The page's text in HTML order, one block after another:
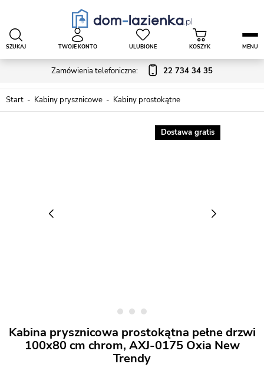
Zamówienia telefoniczne: 22 734 34 35
SZUKAJ TWOJE KONTO ULUBIONE KOSZYK MENU
Start Kabiny prysznicowe Kabiny prostokątne
Dostawa gratis
Kabina prysznicowa prostokątna pełne drzwi
100x80 cm chrom, AXJ-0175 Oxia New
Trendy